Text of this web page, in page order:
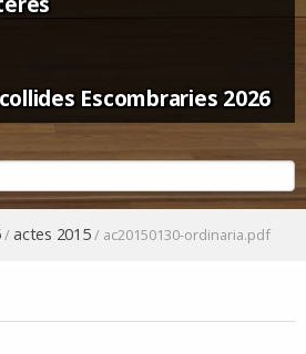
Escombraries 2026
/actes 2015/ ac20150130-ordinaria.pdf